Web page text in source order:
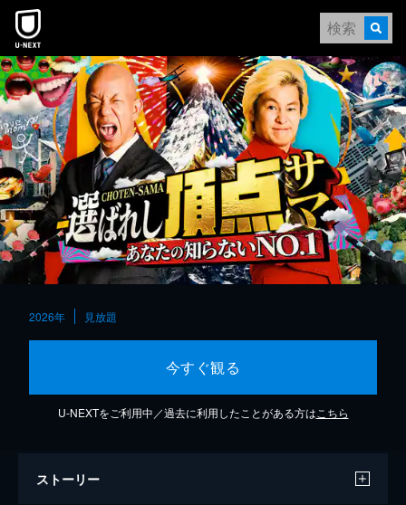
本文へスキップ
2026年 見放題
今すぐ観る
U-NEXTをご利用中／過去に利用したことがある方は こちら
ストーリー